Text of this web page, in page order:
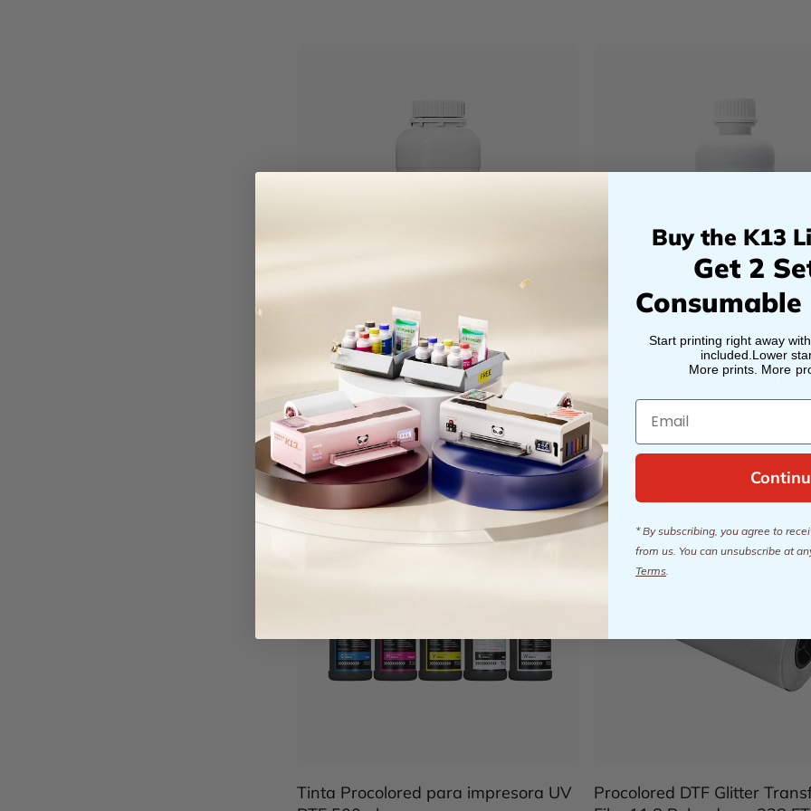
Tinta blanca Procolored 500 ml para
impresión DTF
£59.00 GBP
Líquido de Protección de
Procolored / Fluido de
Cabezal de Impresión 500ml
£59.00 GBP
guardar£10
Tinta Procolored para impresora UV
guardar£10
Procolored DTF Glitter
Buy the K13
Get 2
Consumable
Start printing right away
included.Lower
More prints. More
Email
* By subscribing, you agree to
from us. You can unsubscribe at
Terms